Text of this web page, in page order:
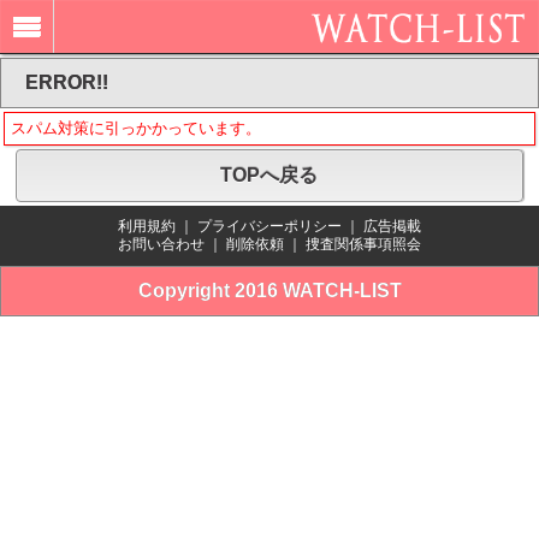
ERROR!!
スパム対策に引っかかっています。
TOPへ戻る
利用規約 プライバシーポリシー
広告掲載
お問い合わせ
削除依頼 捜査関係事項照会
Copyright 2016 WATCH-LIST